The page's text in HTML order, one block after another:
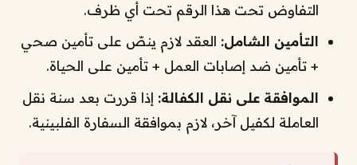
التفاوض تحت هذا الرقم تحت أي ظرف.
التأمين الشامل: العقد لازم ينصّ على تأمين صحي
+ تأمين ضد إصابات العمل + تأمين على الحياة.
الموافقة على نقل الكفالة: إذا قررت بعد سنة نقل
العاملة لكفيل آخر، لازم بموافقة السفارة الفلبينية.